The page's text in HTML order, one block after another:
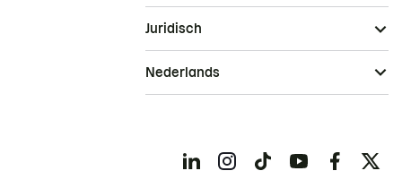
Juridisch
Nederlands